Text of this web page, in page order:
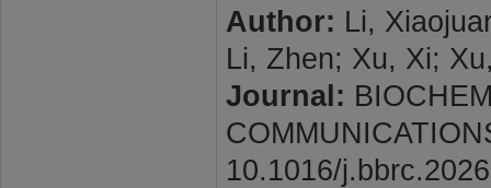
Author: Li,
Li, Zhen; Xu, Xi;
Journal:
10.1016/